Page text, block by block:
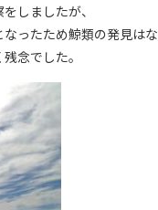
しましたが、
なったため鯨類の発見は
念でした。